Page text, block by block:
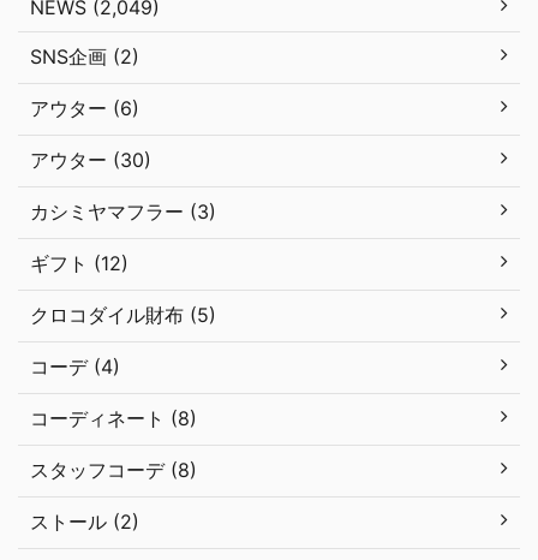
NEWS (2,049)
SNS企画 (2)
アウター (6)
アウター (30)
カシミヤマフラー (3)
ギフト (12)
クロコダイル財布 (5)
コーデ (4)
コーディネート (8)
スタッフコーデ (8)
ストール (2)